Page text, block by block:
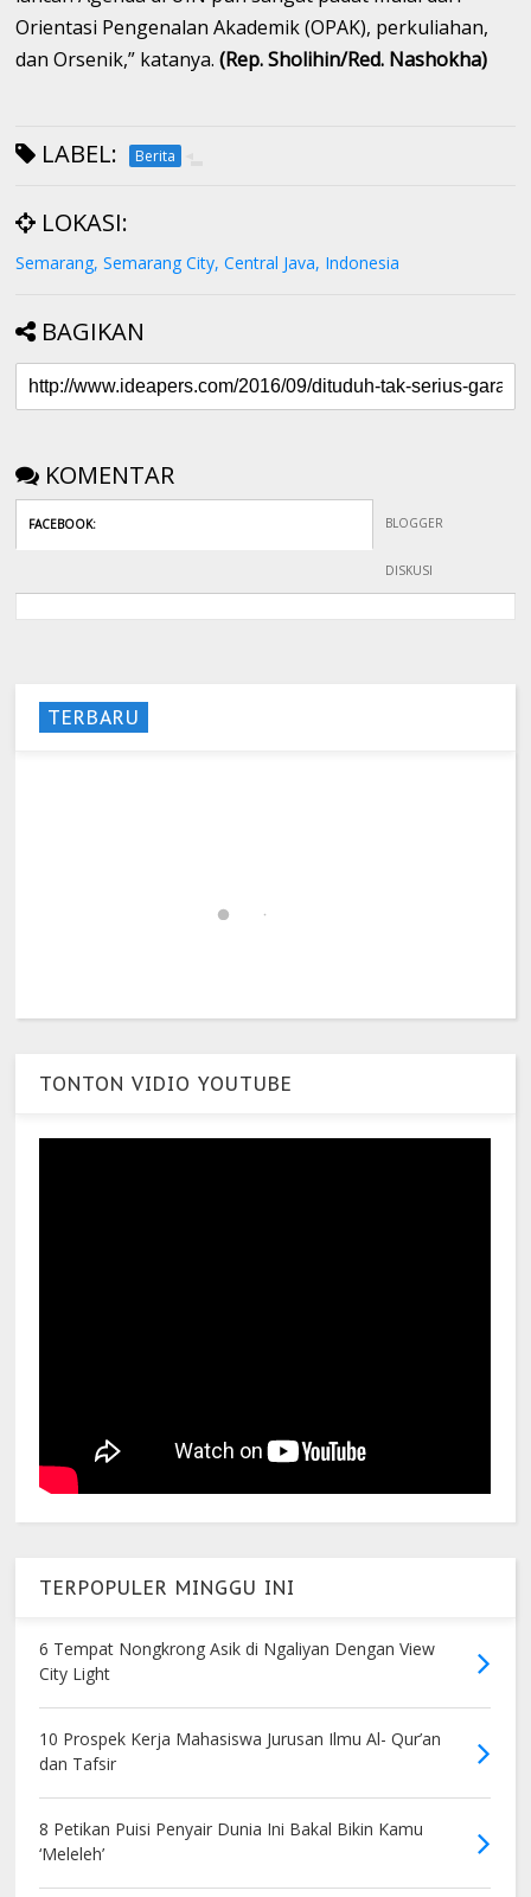
Orientasi Pengenalan Akademik (OPAK), perkuliahan,
dan Orsenik,” katanya.(Rep. Sholihin/Red. Nashokha)
LABEL: Berita
LOKASI:
Semarang, Semarang City, Central Java, Indonesia
BAGIKAN
KOMENTAR
FACEBOOK: BLOGGER
DISKUSI
TERBARU
TONTON VIDIO YOUTUBE
TERPOPULER MINGGU INI
6 Tempat Nongkrong Asik di Ngaliyan Dengan View
City Light
10 Prospek Kerja Mahasiswa Jurusan Ilmu Al- Qur’an
dan Tafsir
8 Petikan Puisi Penyair Dunia Ini Bakal Bikin Kamu
‘Meleleh’